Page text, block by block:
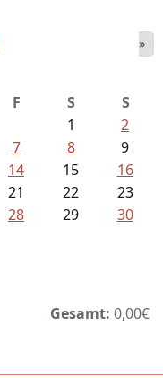
»
F S
S
1
2
7 8
9
14 15
16
21 22
23
28 29
30
Gesamt: 0,00€